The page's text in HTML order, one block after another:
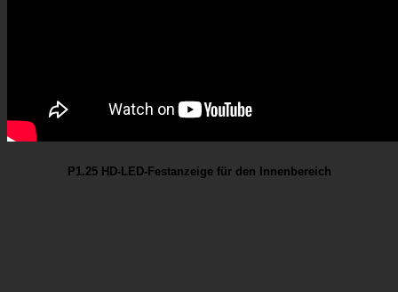
P1.25 HD-LED-Festanzeige für den Innenbereich